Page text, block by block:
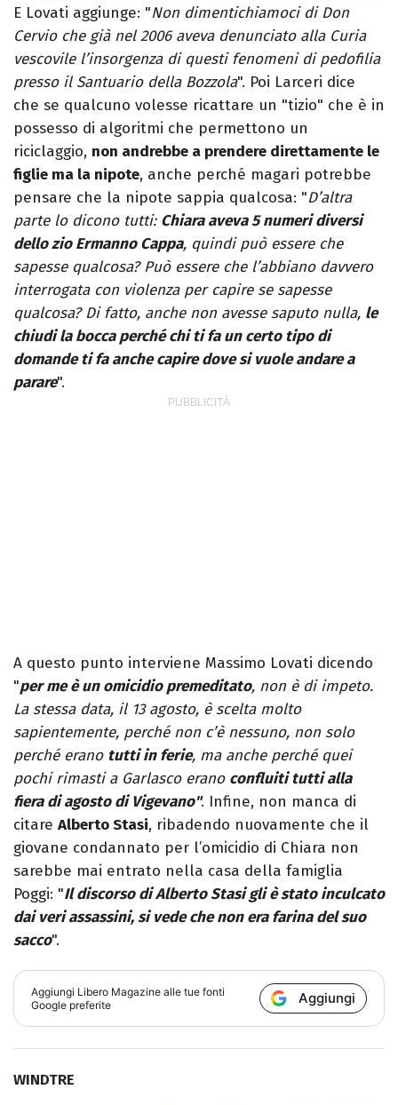
E Lovati aggiunge: "Non dimentichiamoci di Don
Cervio che già nel 2006 aveva denunciato alla Curia
vescovile l’insorgenza di questi fenomeni di pedofilia
presso il Santuario della Bozzola". Poi Larceri dice
che se qualcuno volesse ricattare un "tizio" che è in
possesso di algoritmi che permettono un
riciclaggio, non andrebbe a prendere direttamente le
figlie ma la nipote, anche perché magari potrebbe
pensare che la nipote sappia qualcosa: "D’altra
parte lo dicono tutti: Chiara aveva 5 numeri diversi
dello zio Ermanno Cappa, quindi può essere che
sapesse qualcosa? Può essere che l’abbiano davvero
interrogata con violenza per capire se sapesse
qualcosa? Di fatto, anche non avesse saputo nulla, le
chiudi la bocca perché chi ti fa un certo tipo di
domande ti fa anche capire dove si vuole andare a
parare".
A questo punto interviene Massimo Lovati dicendo
"per me è un omicidio premeditato, non è di impeto.
La stessa data, il 13 agosto, è scelta molto
sapientemente, perché non c’è nessuno, non solo
perché erano tutti in ferie, ma anche perché quei
pochi rimasti a Garlasco erano confluiti tutti alla
fiera di agosto di Vigevano". Infine, non manca di
citare Alberto Stasi, ribadendo nuovamente che il
giovane condannato per l’omicidio di Chiara non
sarebbe mai entrato nella casa della famiglia
Poggi: "Il discorso di Alberto Stasi gli è stato inculcato
dai veri assassini, si vede che non era farina del suo
sacco".
Aggiungi Libero Magazine alle tue fonti
Google preferite
Aggiungi
WINDTRE